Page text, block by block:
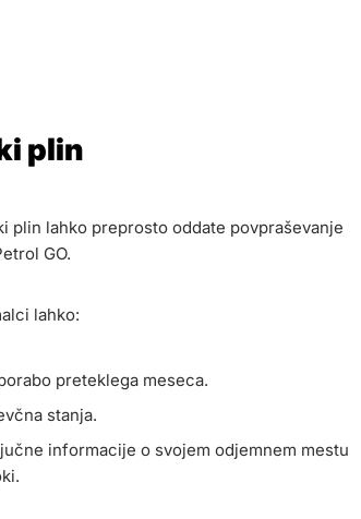
plin
plin lahko preprosto oddate povpraševanje
GO.
lahko:
preteklega meseca.
stanja.
informacije o svojem odjemnem mestu